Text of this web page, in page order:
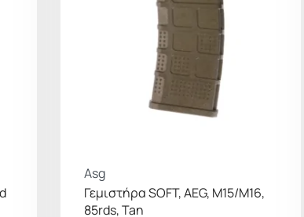
Asg
Γεμιστήρα SOFT, AEG, M15/M16,
85rds, Tan